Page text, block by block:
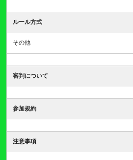
ルール方式
その他
審判について
参加規約
注意事項